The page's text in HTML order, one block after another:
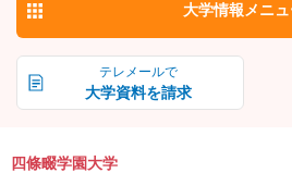
テレメールで
大学資料を請求
大学情報 メニ
四條畷学園大学